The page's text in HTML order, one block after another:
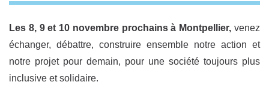
Les 8, 9 et 10 novembre prochains à Montpellier, venez
échanger, débattre, construire ensemble notre action et
notre projet pour demain, pour une société toujours plus
inclusive et solidaire.